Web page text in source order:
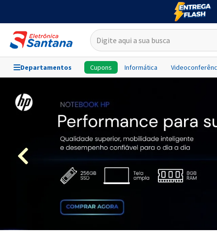
Departamentos Cupons Informática